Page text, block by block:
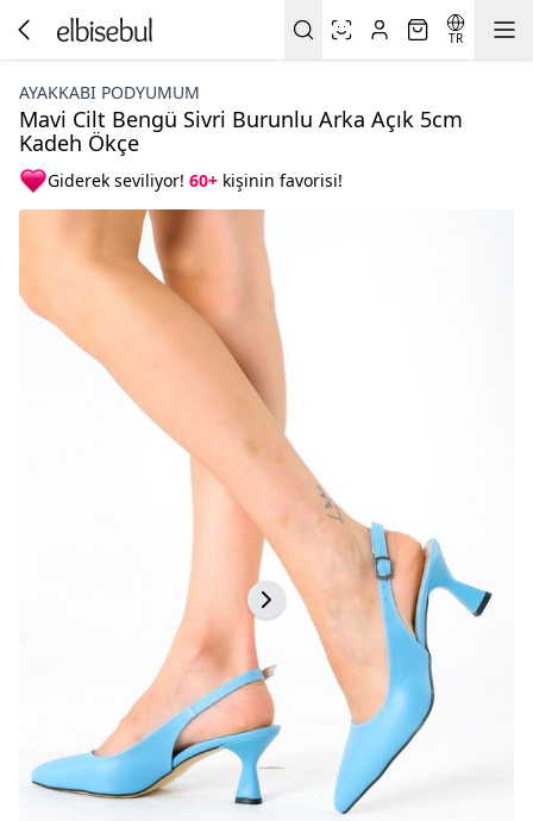
TR
AYAKKABI PODYUMUM
Mavi Cilt Bengü Sivri Burunlu Arka Açık 5cm
Kadeh Ökçe
Giderek seviliyor! 60+ kişinin favorisi!